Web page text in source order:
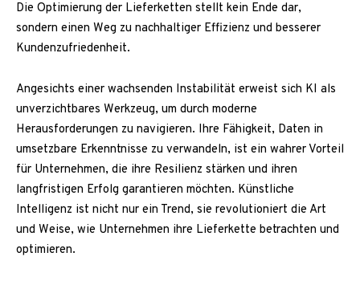
Die Optimierung der Lieferketten stellt kein Ende dar,
sondern einen Weg zu nachhaltiger Effizienz und besserer
Kundenzufriedenheit.
Angesichts einer wachsenden Instabilität erweist sich KI als
unverzichtbares Werkzeug, um durch moderne
Herausforderungen zu navigieren. Ihre Fähigkeit, Daten in
umsetzbare Erkenntnisse zu verwandeln, ist ein wahrer Vorteil
für Unternehmen, die ihre Resilienz stärken und ihren
langfristigen Erfolg garantieren möchten. Künstliche
Intelligenz ist nicht nur ein Trend, sie revolutioniert die Art
und Weise, wie Unternehmen ihre Lieferkette betrachten und
optimieren.